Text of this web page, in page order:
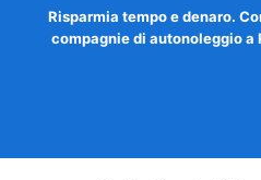
Risparmia tempo e denaro.
compagnie di autonoleggio a